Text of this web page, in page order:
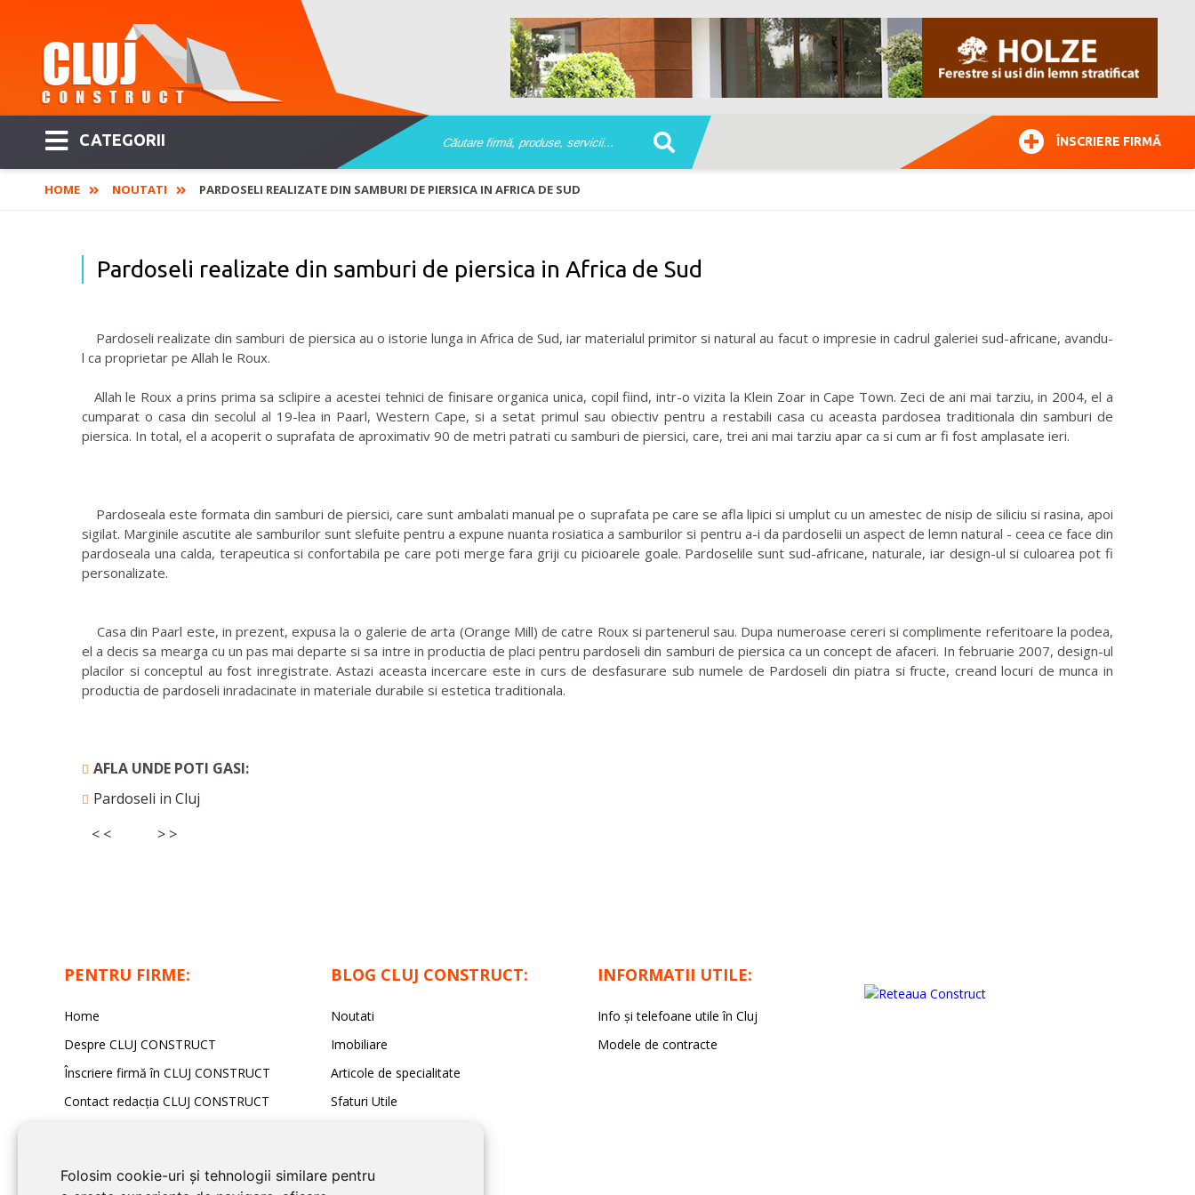
Folosim cookie-uri și tehnologii similare pentru
CATEGORII ÎNSCRIERE FIRMĂ
HOME NOUTATI PARDOSELI REALIZATE DIN SAMBURI DE PIERSICA IN AFRICA DE SUD
Pardoseli realizate din samburi de piersica in Africa de Sud
Pardoseli realizate din samburi de piersica au o istorie lunga in Africa de Sud, iar materialul primitor si natural au facut o impresie in cadrul galeriei sud-africane, avandu-
l ca proprietar pe Allah le Roux.
Allah le Roux a prins prima sa sclipire a acestei tehnici de finisare organica unica, copil fiind, intr-o vizita la Klein Zoar in Cape Town. Zeci de ani mai tarziu, in 2004, el a
cumparat o casa din secolul al 19-lea in Paarl, Western Cape, si a setat primul sau obiectiv pentru a restabili casa cu aceasta pardosea traditionala din samburi de
piersica. In total, el a acoperit o suprafata de aproximativ 90 de metri patrati cu samburi de piersici, care, trei ani mai tarziu apar ca si cum ar fi fost amplasate ieri.
Pardoseala este formata din samburi de piersici, care sunt ambalati manual pe o suprafata pe care se afla lipici si umplut cu un amestec de nisip de siliciu si rasina, apoi
sigilat. Marginile ascutite ale samburilor sunt slefuite pentru a expune nuanta rosiatica a samburilor si pentru a-i da pardoselii un aspect de lemn natural - ceea ce face din
pardoseala una calda, terapeutica si confortabila pe care poti merge fara griji cu picioarele goale. Pardoselile sunt sud-africane, naturale, iar design-ul si culoarea pot fi
personalizate.
Casa din Paarl este, in prezent, expusa la o galerie de arta (Orange Mill) de catre Roux si partenerul sau. Dupa numeroase cereri si complimente referitoare la podea,
el a decis sa mearga cu un pas mai departe si sa intre in productia de placi pentru pardoseli din samburi de piersica ca un concept de afaceri. In februarie 2007, design-ul
placilor si conceptul au fost inregistrate. Astazi aceasta incercare este in curs de desfasurare sub numele de Pardoseli din piatra si fructe, creand locuri de munca in
productia de pardoseli inradacinate in materiale durabile si estetica traditionala.
AFLA UNDE POTI GASI:
Pardoseli in Cluj
< <
> >
PENTRU FIRME:
Home
Despre CLUJ CONSTRUCT
Înscriere firmă în CLUJ CONSTRUCT
Contact redacția CLUJ CONSTRUCT
BLOG CLUJ CONSTRUCT:
Noutati
Imobiliare
Articole de specialitate
Sfaturi Utile
INFORMATII UTILE:
Info și telefoane utile în Cluj
Modele de contracte